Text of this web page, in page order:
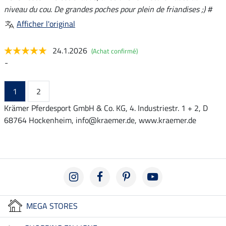
niveau du cou. De grandes poches pour plein de friandises ;) #
Afficher l'original
24.1.2026 (Achat confirmé)
-
1
2
Krämer Pferdesport GmbH & Co. KG, 4. Industriestr. 1 + 2, D
68764 Hockenheim, info@kraemer.de, www.kraemer.de
MEGA STORES